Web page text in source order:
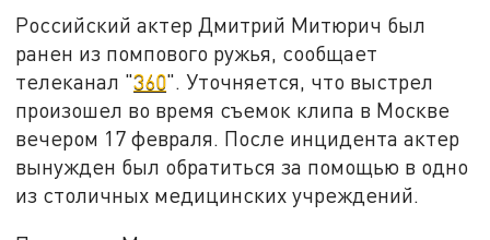
Российский актер Дмитрий Митюрич был
ранен из помпового ружья, сообщает
телеканал "360". Уточняется, что выстрел
произошел во время съемок клипа в Москве
вечером 17 февраля. После инцидента актер
вынужден был обратиться за помощью в одно
из столичных медицинских учреждений.